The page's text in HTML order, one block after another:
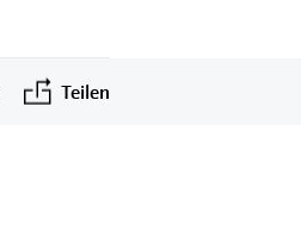
Teilen